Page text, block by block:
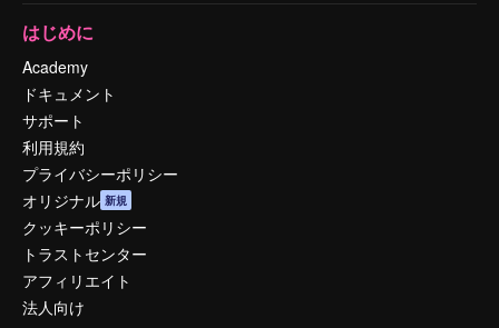
はじめに
Academy
ドキュメント
サポート
利用規約
プライバシーポリシー
オリジナル 新規
クッキーポリシー
トラストセンター
アフィリエイト
法人向け